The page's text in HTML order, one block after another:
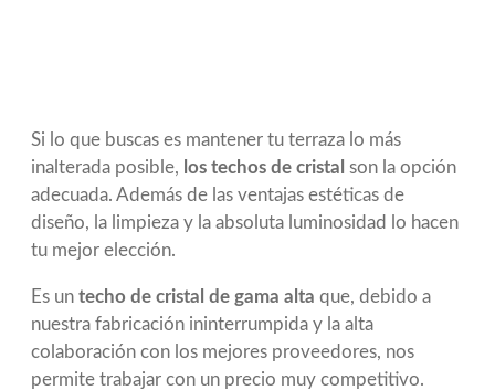
Si lo que buscas es mantener tu terraza lo más
inalterada posible, los techos de cristal son la opción
adecuada. Además de las ventajas estéticas de
diseño, la limpieza y la absoluta luminosidad lo hacen
tu mejor elección.
Es un techo de cristal de gama alta que, debido a
nuestra fabricación ininterrumpida y la alta
colaboración con los mejores proveedores, nos
permite trabajar con un precio muy competitivo.